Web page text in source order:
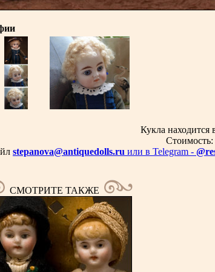
Кукла находится
Стоимость:
stepanova@antiquedolls.ru или в Telegram -
СМОТРИТЕ ТАКЖЕ